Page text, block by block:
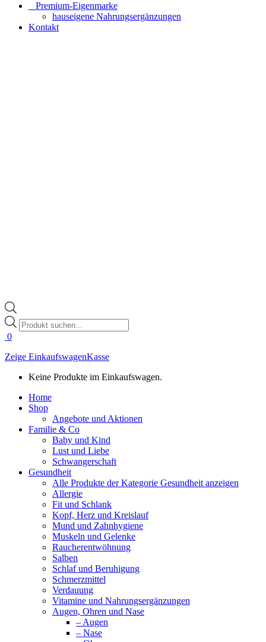
⠀​Premium-Eigenmarke
hauseigene Nahrungsergänzungen
Kontakt
Products
search
0
Zeige EinkaufswagenKasse
Keine Produkte im Einkaufswagen.
Home
Shop
Angebote und Aktionen
Familie & Co
Baby und Kind
Lust und Liebe
Schwangerschaft
Gesundheit
Alle Produkte der Kategorie Gesundheit anzeigen
Allergie
Fit und Schlank
Kopf, Herz und Kreislauf
Mund und Zahnhygiene
Muskeln und Gelenke
Raucherentwöhnung
Salben
Schlaf und Beruhigung
Schmerzmittel
Verdauung
Vitamine und Nahrungsergänzungen
Augen, Ohren und Nase
– Augen
– Nase